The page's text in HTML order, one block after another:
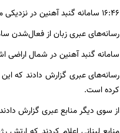
۱۶:۴۶ سامانه گنبد آهنین در نزدیکی مرز لبنان فعال شد/ بیانیه ارتش لبنان
رسانه‌های عبری زبان از فعال‌شدن
سامانه گنبد آهنین در شمال اراضی
رسانه‌های عبری گزارش دادند که
کرده است.
از سوی دیگر منابع عبری گزارش